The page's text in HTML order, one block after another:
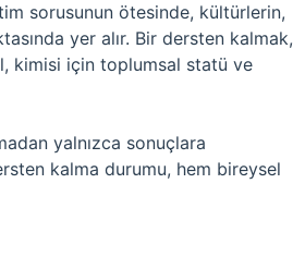
sorusunun ötesinde, kültürlerin,
yer alır. Bir dersten kalmak,
kimisi için toplumsal statü ve
yalnızca sonuçlara
kalma durumu, hem bireysel